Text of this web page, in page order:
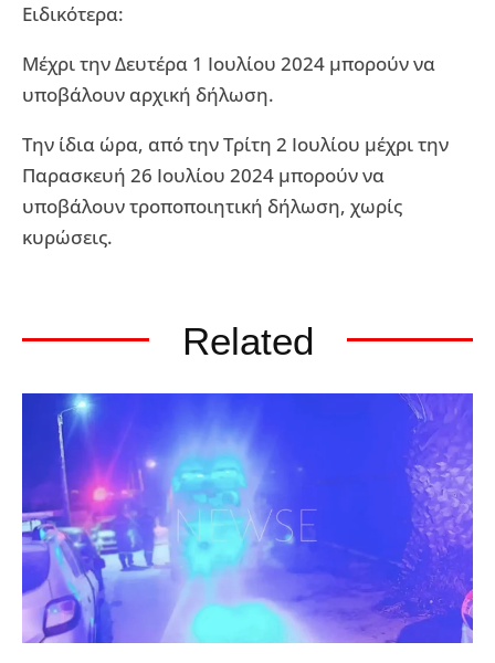
Ειδικότερα:
Μέχρι την Δευτέρα 1 Ιουλίου 2024 μπορούν να
υποβάλουν αρχική δήλωση.
Την ίδια ώρα, από την Τρίτη 2 Ιουλίου μέχρι την
Παρασκευή 26 Ιουλίου 2024 μπορούν να
υποβάλουν τροποποιητική δήλωση, χωρίς
κυρώσεις.
Related